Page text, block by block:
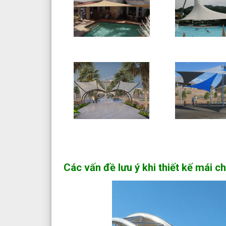
Các vấn đề lưu ý khi thiết kế mái